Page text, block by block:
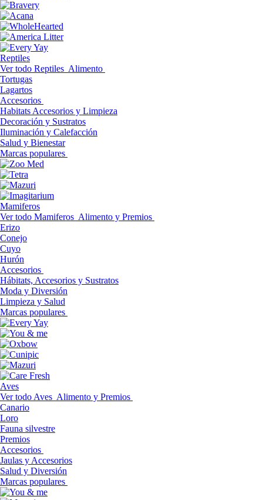
Reptiles
Ver todo Reptiles Alimento
Tortugas
Lagartos
Accesorios
Habitats Accesorios y Limpieza
Decoración y Sustratos
Iluminación y Calefacción
Salud y Bienestar
Marcas populares
Mamiferos
Ver todo Mamiferos Alimento y Premios
Erizo
Conejo
Cuyo
Hurón
Accesorios
Hábitats, Accesorios y Sustratos
Moda y Diversión
Limpieza y Salud
Marcas populares
Aves
Ver todo Aves Alimento y Premios
Canario
Loro
Fauna silvestre
Premios
Accesorios
Jaulas y Accesorios
Salud y Diversión
Marcas populares